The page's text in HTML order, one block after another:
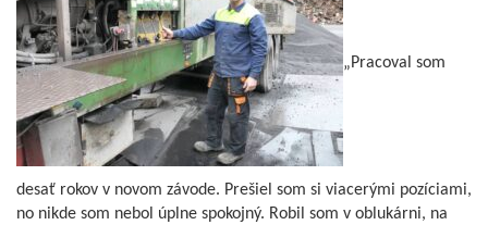
„Pracoval som
desať rokov v novom závode. Prešiel som si viacerými pozíciami,
no nikde som nebol úplne spokojný. Robil som v oblukárni, na